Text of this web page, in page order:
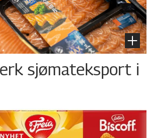
sjømateksport i